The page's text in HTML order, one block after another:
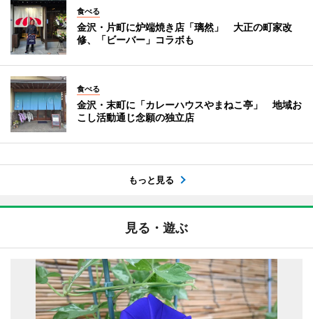
食べる
金沢・片町に炉端焼き店「璃然」 大正の町家改
修、「ビーバー」コラボも
食べる
金沢・末町に「カレーハウスやまねこ亭」 地域お
こし活動通じ念願の独立店
もっと見る
見る・遊ぶ